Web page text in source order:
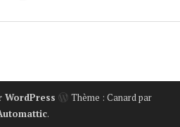
WordPress
Thème : Canard par
.